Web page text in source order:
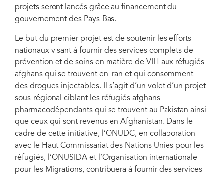
projets seront lancés grâce au financement du
gouvernement des Pays-Bas.
Le but du premier projet est de soutenir les efforts
nationaux visant à fournir des services complets de
prévention et de soins en matière de VIH aux réfugiés
afghans qui se trouvent en Iran et qui consomment
des drogues injectables. Il s’agit d’un volet d’un projet
sous-régional ciblant les réfugiés afghans
pharmacodépendants qui se trouvent au Pakistan ainsi
que ceux qui sont revenus en Afghanistan. Dans le
cadre de cette initiative, l’ONUDC, en collaboration
avec le Haut Commissariat des Nations Unies pour les
réfugiés, l’ONUSIDA et l’Organisation internationale
pour les Migrations, contribuera à fournir des services